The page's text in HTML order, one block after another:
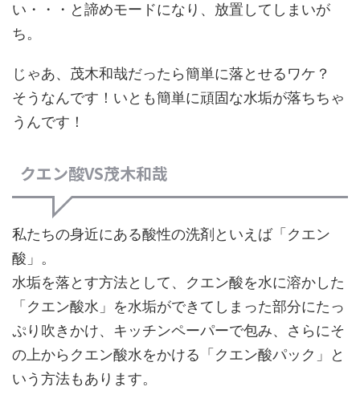
い・・・と諦めモードになり、放置してしまいが
ち。
じゃあ、茂木和哉だったら簡単に落とせるワケ？
そうなんです！いとも簡単に頑固な水垢が落ちちゃ
うんです！
クエン酸VS茂木和哉
私たちの身近にある酸性の洗剤といえば「クエン
酸」。
水垢を落とす方法として、クエン酸を水に溶かした
「クエン酸水」を水垢ができてしまった部分にたっ
ぷり吹きかけ、キッチンペーパーで包み、さらにそ
の上からクエン酸水をかける「クエン酸パック」と
いう方法もあります。